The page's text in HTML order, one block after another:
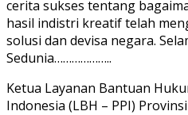
cerita sukses tentang
hasil indistri kreatif telah
solusi dan devisa negara.
Sedunia………………..
Ketua Layanan Bantuan
Indonesia (LBH – PPI)